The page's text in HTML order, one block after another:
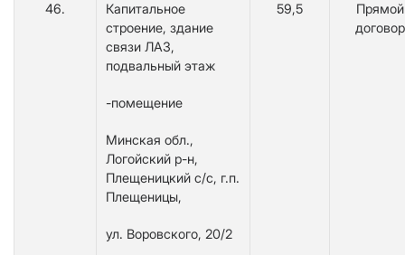
46.
Капитальное
строение, здание
связи ЛАЗ,
подвальный этаж
-помещение
Минская обл.,
Логойский р-н,
Плещеницкий с/с, г.п.
Плещеницы,
ул. Воровского, 20/2
59,5
Прямой
договор